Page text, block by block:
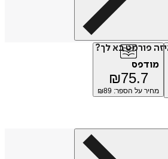
פורמט בא לך?
מודפס
₪75.7
מחיר על הספר: ₪ 89